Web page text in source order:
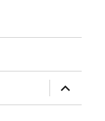
näytä